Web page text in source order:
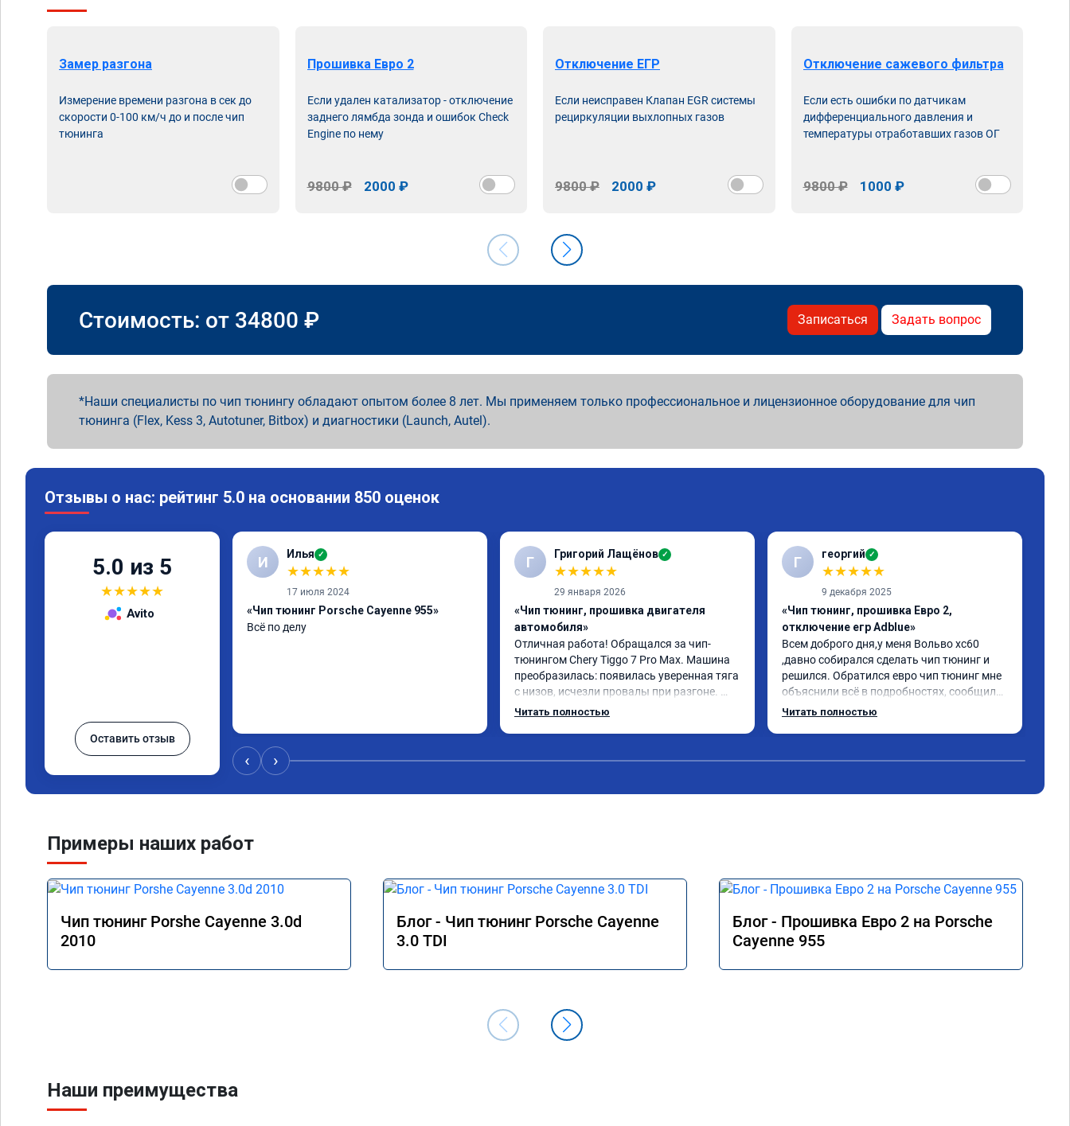
Замер разгона
Измерение времени разгона в сек до
скорости 0-100 км/ч до и после чип
тюнинга
Прошивка Евро 2
Если удален катализатор - отключение
заднего лямбда зонда и ошибок Check
Engine по нему
9800 ₽ 2000 ₽
Отключение ЕГР
Если неисправен Клапан EGR системы
рециркуляции выхлопных газов
9800 ₽ 2000 ₽
Отключение сажевого фильтра
Если есть ошибки по датчикам
дифференциального давления и
температуры отработавших газов ОГ
9800 ₽ 1000 ₽
Стоимость: от 34800 ₽ Записаться Задать вопрос
Наши специалисты по чип тюнингу обладают опытом более 8 лет. Мы применяем только профессиональное и лицензионное оборудование для чип
тюнинга (Flex, Kess 3, Autotuner, Bitbox) и диагностики (Launch, Autel).
Отзывы о нас: рейтинг 5.0 на основании 850 оценок
5.0 из 5
★★★★★
Avito
Оставить отзыв
И Илья ✓
★★★★★
17 июля 2024
«Чип тюнинг Porsche Cayenne 955»
Всё по делу
Г Григорий Лащёнов ✓
★★★★★
29 января 2026
«Чип тюнинг, прошивка двигателя
автомобиля»
Отличная работа! Обращался за чип-
тюнингом Chery Tiggo 7 Pro Max. Машина
преобразилась: появилась уверенная тяга
с низов, исчезли провалы при разгоне.
Расход в спокойном режиме даже немного
Читать полностью
Г георгий ✓
★★★★★
9 декабря 2025
«Чип тюнинг, прошивка Евро 2,
отключение егр Adblue»
Всем доброго дня,у меня Вольво xc60
,давно собирался сделать чип тюнинг и
решился. Обратился евро чип тюнинг мне
объяснили всё в подробностях, сообщили
сумму записали. Приехал в назначенное
Читать полностью
‹ ›
Примеры наших работ
Чип тюнинг Porshe Cayenne 3.0d
2010
Блог - Чип тюнинг Porsche Cayenne
3.0 TDI
Блог - Прошивка Евро 2 на Porsche
Cayenne 955
Наши преимущества